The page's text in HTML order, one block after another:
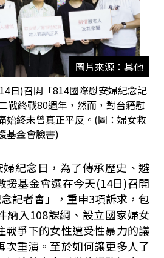
圖片來源：其他
日)召開「814國際慰安婦紀念記
戰終戰80週年，然而，對台籍慰
始終未曾真正平反。(圖：婦女救
基金會臉書)
紀念日，為了傳承歷史、避
援基金會選在今天(14日)召開
念記者會」，重申3項訴求，包
納入108課綱、設立國家婦女
戰爭下的女性遭受性暴力的議
次重演。至於如何讓更多人了